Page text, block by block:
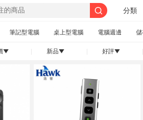
分類
筆記型電腦 桌上型電腦 電腦週邊
󰄢 新品󰄢 好評󰄢